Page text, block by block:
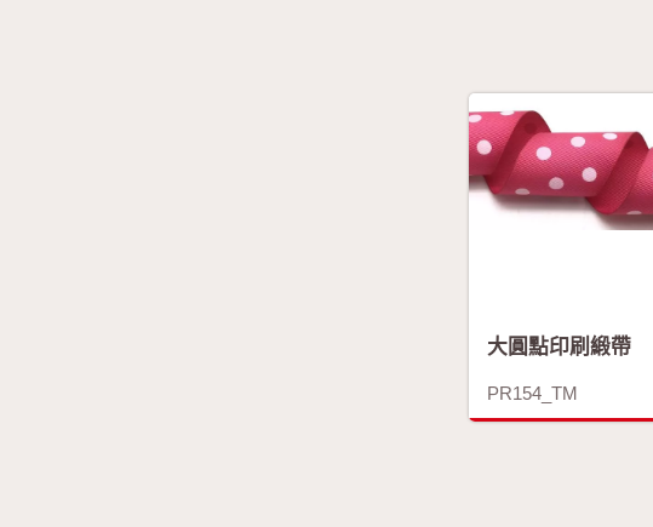
大圓點印刷緞帶
PR154_TM